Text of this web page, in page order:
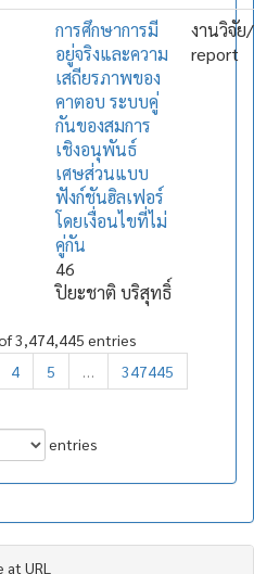
การศึกษาการมี
อยู่จริงและความ
เสถียรภาพของ
คาตอบ ระบบคู่
กันของสมการ
เชิงอนุพันธ์
เศษส่วนแบบ
ฟังก์ชันฮิลเฟอร์
โดยเงื่อนไขที่ไม่
คู่กัน
46
ปิยะชาติ บริสุทธิ์
งานวิจัย
report
3,474,445 entries
4 5 …
347445
entries
URL